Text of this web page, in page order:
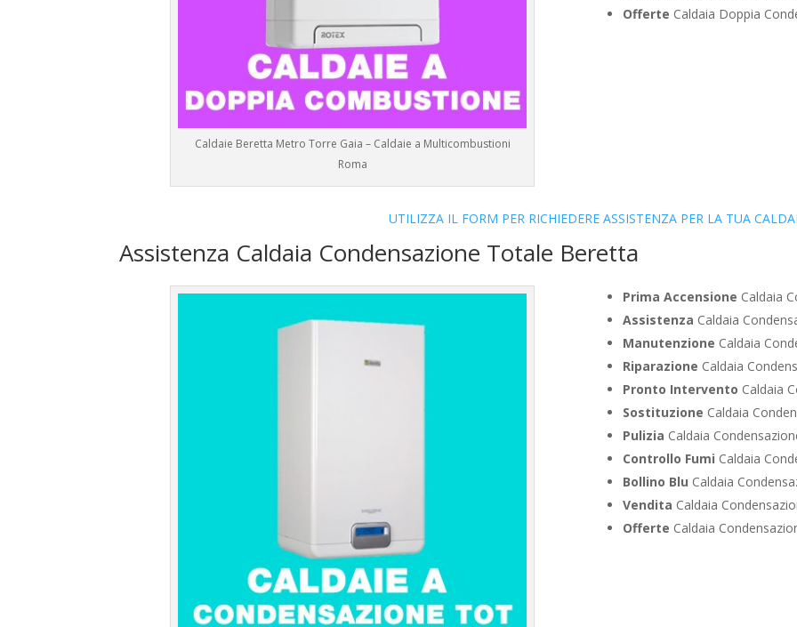
Caldaie Beretta Metro Torre Gaia – Caldaie a Multicombustioni
Roma
Offerte Caldaia Doppia
UTILIZZA IL FORM PER RICHIEDERE ASSISTENZA PER LA TUA
Assistenza Caldaia Condensazione Totale Beretta
Prima Accensione Caldaia
Assistenza Caldaia
Manutenzione Caldaia
Riparazione Caldaia
Pronto Intervento Caldaia
Sostituzione Caldaia
Pulizia Caldaia
Controllo Fumi Caldaia
Bollino Blu Caldaia
Vendita Caldaia
Offerte Caldaia